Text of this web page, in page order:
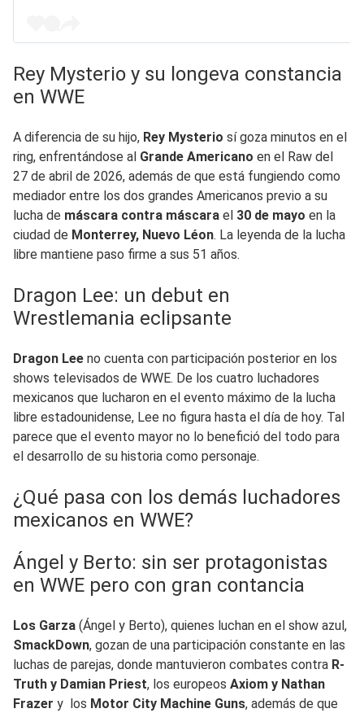
Rey Mysterio y su longeva constancia
en WWE
A diferencia de su hijo, Rey Mysterio sí goza minutos en el
ring, enfrentándose al Grande Americano en el Raw del
27 de abril de 2026, además de que está fungiendo como
mediador entre los dos grandes Americanos previo a su
lucha de máscara contra máscara el 30 de mayo en la
ciudad de Monterrey, Nuevo Léon. La leyenda de la lucha
libre mantiene paso firme a sus 51 años.
Dragon Lee: un debut en
Wrestlemania eclipsante
Dragon Lee no cuenta con participación posterior en los
shows televisados de WWE. De los cuatro luchadores
mexicanos que lucharon en el evento máximo de la lucha
libre estadounidense, Lee no figura hasta el día de hoy. Tal
parece que el evento mayor no lo benefició del todo para
el desarrollo de su historia como personaje.
¿Qué pasa con los demás luchadores
mexicanos en WWE?
Ángel y Berto: sin ser protagonistas
en WWE pero con gran contancia
Los Garza (Ángel y Berto), quienes luchan en el show azul,
SmackDown, gozan de una participación constante en las
luchas de parejas, donde mantuvieron combates contra R-
Truth y Damian Priest, los europeos Axiom y Nathan
Frazer y los Motor City Machine Guns, además de que